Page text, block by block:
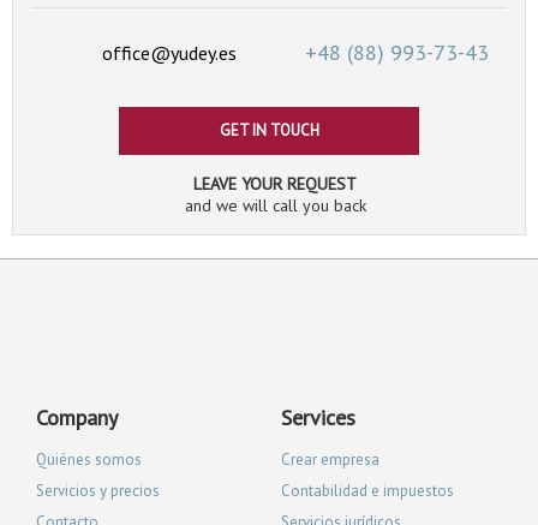
office@yudey.es +48 (88) 993-73-43
GET IN TOUCH
LEAVE YOUR REQUEST
and we will call you back
Company
Quiénes somos
Servicios y precios
Services
Crear empresa
Contabilidad e impuestos